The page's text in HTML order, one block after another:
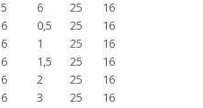
5 6 25
16
6 0,5 25
16
6 1 25
16
6 1,5 25
16
6 2 25
16
6 3 25
16